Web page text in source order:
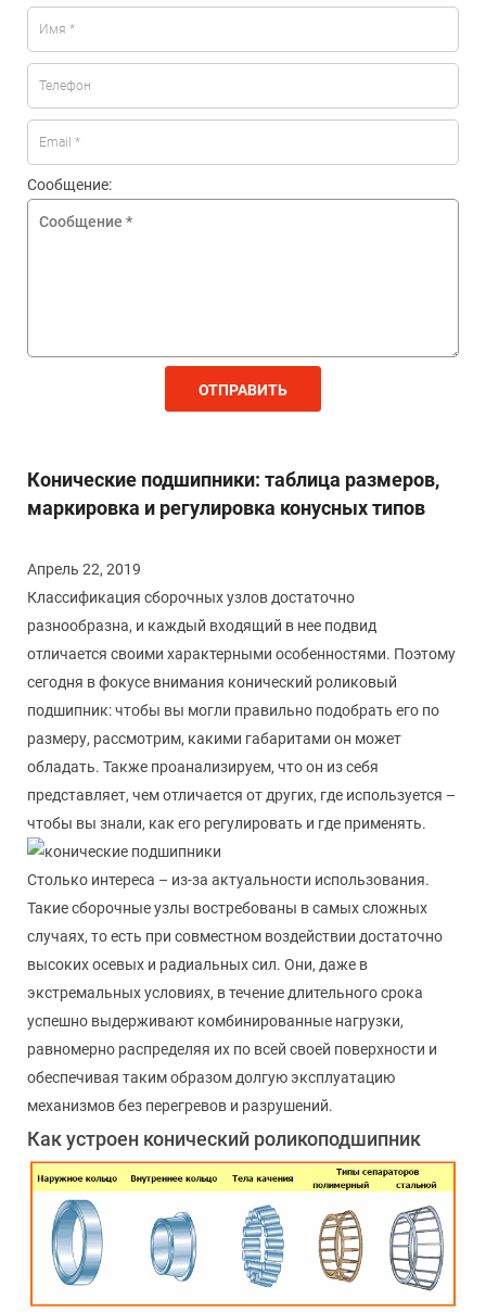
Конические подшипники: таблица размеров,
маркировка и регулировка конусных типов
Апрель 22, 2019
Классификация сборочных узлов достаточно
разнообразна, и каждый входящий в нее подвид
отличается своими характерными особенностями. Поэтому
сегодня в фокусе внимания конический роликовый
подшипник: чтобы вы могли правильно подобрать его по
размеру, рассмотрим, какими габаритами он может
обладать. Также проанализируем, что он из себя
представляет, чем отличается от других, где используется –
чтобы вы знали, как его регулировать и где применять.
Столько интереса – из-за актуальности использования.
Такие сборочные узлы востребованы в самых сложных
случаях, то есть при совместном воздействии достаточно
высоких осевых и радиальных сил. Они, даже в
экстремальных условиях, в течение длительного срока
успешно выдерживают комбинированные нагрузки,
равномерно распределяя их по всей своей поверхности и
обеспечивая таким образом долгую эксплуатацию
механизмов без перегревов и разрушений.
Как устроен конический роликоподшипник
Сообщение:
ОТПРАВИТЬ